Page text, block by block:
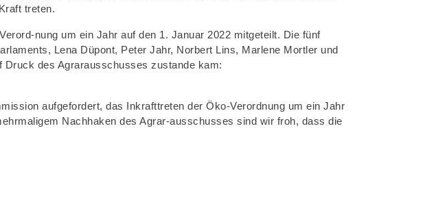
treten.
nung um ein Jahr auf den 1. Januar 2022 mitgeteilt. Die fünf
Lena Düpont, Peter Jahr, Norbert Lins, Marlene Mortler und
des Agrarausschusses zustande kam:
aufgefordert, das Inkrafttreten der Öko-Verordnung um ein Jahr
Nachhaken des Agrar-ausschusses sind wir froh, dass die